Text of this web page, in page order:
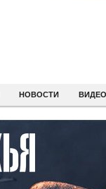
НОВОСТИ ВИДЕО